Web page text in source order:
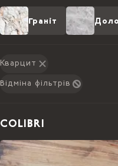
Граніт
Кварцит
Відміна фільтрів
COLIBRI